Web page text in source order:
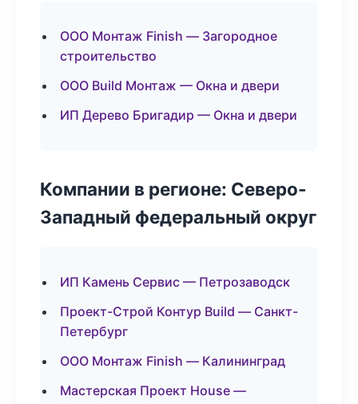
ООО Монтаж Finish — Загородное
строительство
ООО Build Монтаж — Окна и двери
ИП Дерево Бригадир — Окна и двери
Компании в регионе: Северо-
Западный федеральный округ
ИП Камень Сервис — Петрозаводск
Проект-Строй Контур Build — Санкт-
Петербург
ООО Монтаж Finish — Калининград
Мастерская Проект House —